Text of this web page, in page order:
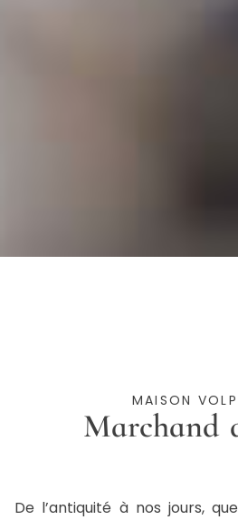
MAISON
Marchand
De l’antiquité à nos jours,